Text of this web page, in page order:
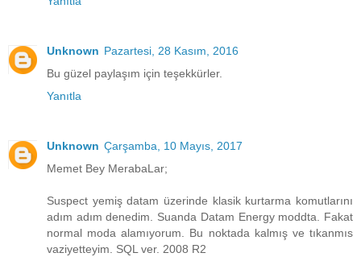
Unknown Pazartesi, 28 Kasım, 2016
Bu güzel paylaşım için teşekkürler.
Yanıtla
Unknown Çarşamba, 10 Mayıs, 2017
Memet Bey MerabaLar;
Suspect yemiş datam üzerinde klasik kurtarma komutlarını
adım adım denedim. Suanda Datam Energy moddta. Fakat
normal moda alamıyorum. Bu noktada kalmış ve tıkanmıs
vaziyetteyim. SQL ver. 2008 R2